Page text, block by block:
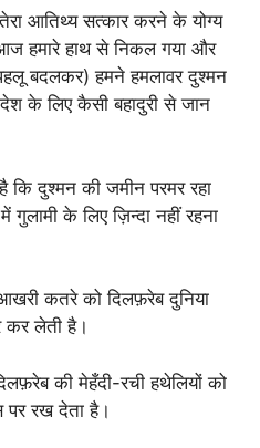
आतिथ्य सत्कार करने के योग्य
हमारे हाथ से निकल गया और
बदलकर) हमने हमलावर दुश्मन
के लिए कैसी बहादुरी से जान
दुश्मन की जमीन परमर रहा
के लिए ज़िन्दा नहीं रहना
कतरे को दिलफ़रेब दुनिया
कर लेती है।
की मेहँदी-रची हथेलियों को
रख देता है।